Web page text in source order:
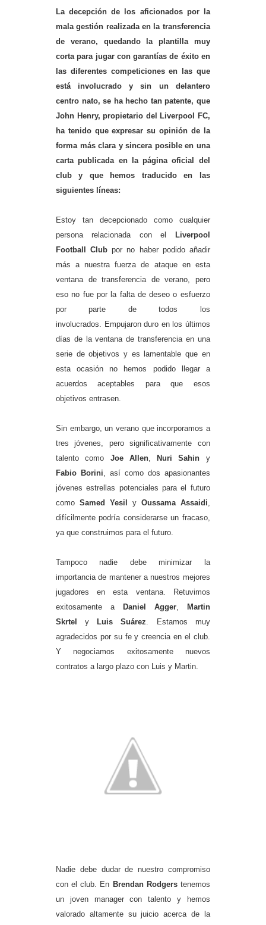
La decepción de los aficionados por la
mala gestión realizada en la transferencia
de verano, quedando la plantilla muy
corta para jugar con garantías de éxito en
las diferentes competiciones en las que
está involucrado y sin un delantero
centro nato, se ha hecho tan patente, que
John Henry, propietario del Liverpool FC,
ha tenido que expresar su opinión de la
forma más clara y sincera posible en una
carta publicada en la página oficial del
club y que hemos traducido en las
siguientes líneas:
Estoy tan decepcionado como cualquier
persona relacionada con el Liverpool
Football Club por no haber podido añadir
más a nuestra fuerza de ataque en esta
ventana de transferencia de verano, pero
eso no fue por la falta de deseo o esfuerzo
por parte de todos los
involucrados. Empujaron duro en los últimos
días de la ventana de transferencia en una
serie de objetivos y es lamentable que en
esta ocasión no hemos podido llegar a
acuerdos aceptables para que esos
objetivos entrasen.
Sin embargo, un verano que incorporamos a
tres jóvenes, pero significativamente con
talento como Joe Allen,Nuri Sahin y
Fabio Borini , así como dos apasionantes
jóvenes estrellas potenciales para el futuro
como Samed Yesil y Oussama Assaidi
difícilmente podría considerarse un fracaso,
ya que construimos para el futuro.
Tampoco nadie debe minimizar la
importancia de mantener a nuestros mejores
jugadores en esta ventana. Retuvimos
exitosamente a Daniel Agger, Martin
Skrtel yLuis Suárez . Estamos muy
agradecidos por su fe y creencia en el club.
Y negociamos exitosamente nuevos
contratos a largo plazo con Luis y Martin.
Nadie debe dudar de nuestro compromiso
con el club. En Brendan Rodgerstenemos
un joven manager con talento y hemos
valorado altamente su juicio acerca de la